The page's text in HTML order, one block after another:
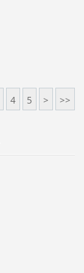
4 5 > >>